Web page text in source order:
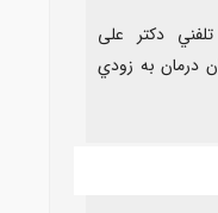
دکتر علی
درمان به زودي